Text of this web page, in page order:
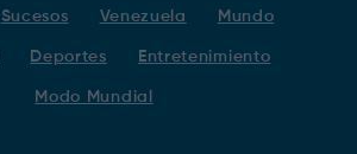
Sucesos Venezuela Mundo
Deportes Entretenimiento
Modo Mundial